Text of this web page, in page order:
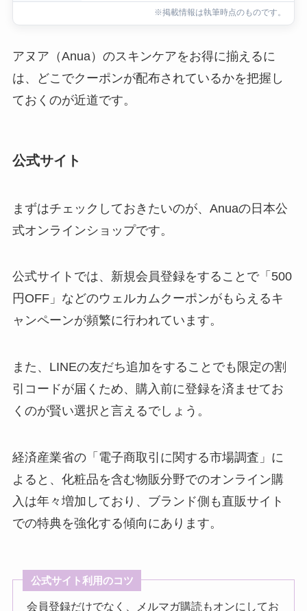
※掲載情報は執筆時点のものです。
アヌア（Anua）のスキンケアをお得に揃えるに
は、どこでクーポンが配布されているかを把握し
ておくのが近道です。
公式サイト
まずはチェックしておきたいのが、Anuaの日本公
式オンラインショップです。
公式サイトでは、新規会員登録をすることで「500
円OFF」などのウェルカムクーポンがもらえるキ
ャンペーンが頻繁に行われています。
また、LINEの友だち追加をすることでも限定の割
引コードが届くため、購入前に登録を済ませてお
くのが賢い選択と言えるでしょう。
経済産業省の「電子商取引に関する市場調査」に
よると、化粧品を含む物販分野でのオンライン購
入は年々増加しており、ブランド側も直販サイト
での特典を強化する傾向にあります。
公式サイト利用のコツ
会員登録だけでなく、メルマガ購読もオンにしてお